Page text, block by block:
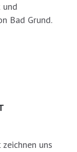
und
Bad Grund.
uns